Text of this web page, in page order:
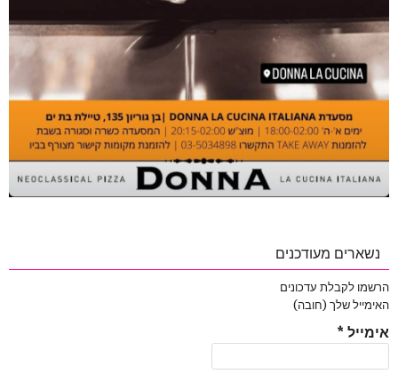
נשארים מעודכנים
הרשמו לקבלת עדכונים
האימייל שלך (חובה)
אימייל *